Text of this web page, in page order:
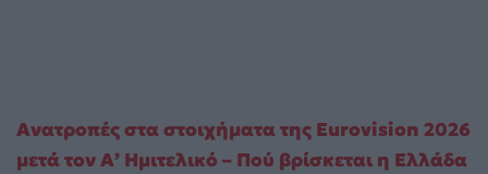
Ανατροπές στα στοιχήματα της Eurovision 2026
μετά τον Α’ Ημιτελικό – Πού βρίσκεται η Ελλάδα